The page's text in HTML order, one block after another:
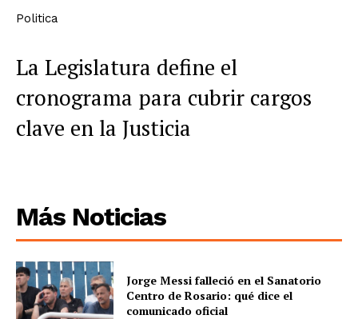
Politica
La Legislatura define el
cronograma para cubrir cargos
clave en la Justicia
Más Noticias
Jorge Messi falleció en el Sanatorio
Centro de Rosario: qué dice el
comunicado oficial